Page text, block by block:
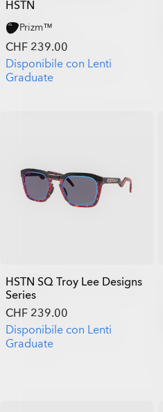
HSTN
Prizm™
CHF 239.00
Disponibile con Lenti
Graduate
HSTN SQ Troy Lee Designs
Series
CHF 239.00
Disponibile con Lenti
Graduate